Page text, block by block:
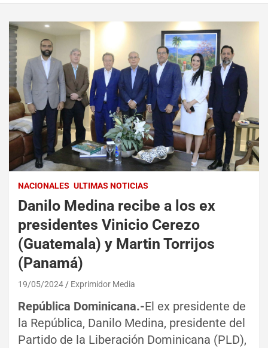
NACIONALES ULTIMAS NOTICIAS
Danilo Medina recibe a los ex
presidentes Vinicio Cerezo
(Guatemala) y Martin Torrijos
(Panamá)
19/05/2024 Exprimidor Media
República Dominicana.-El ex presidente de
la República, Danilo Medina, presidente del
Partido de la Liberación Dominicana (PLD),